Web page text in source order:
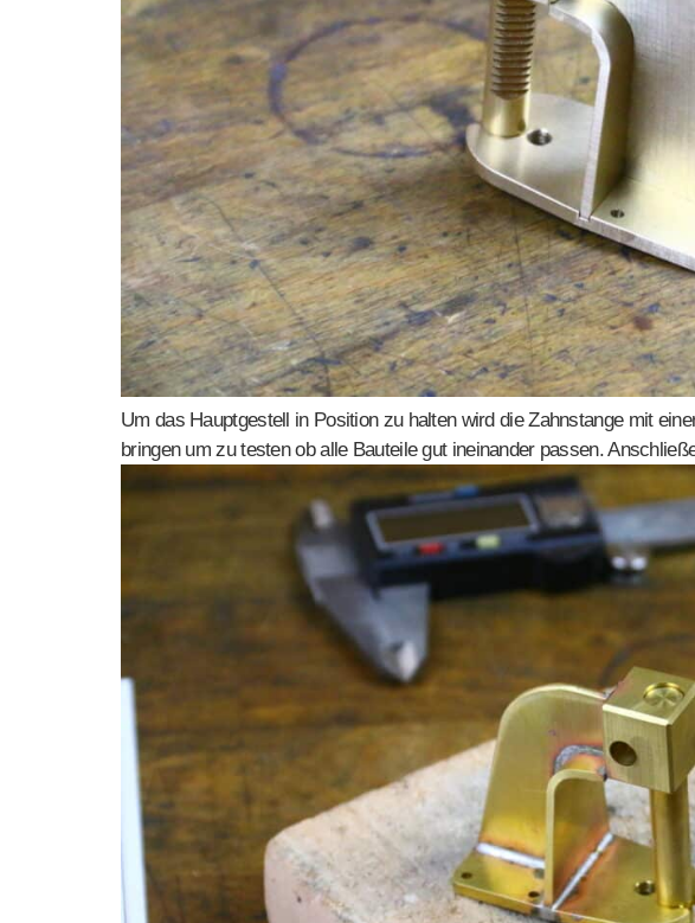
Um das Hauptgestell in Position zu halten wird die Zahnstange mit
bringen um zu testen ob alle Bauteile gut ineinander passen.